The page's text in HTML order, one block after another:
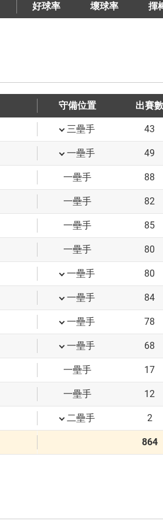
好球率 壞球率 揮
守備位置 出賽數
三壘手 43
一壘手 49
一壘手 88
一壘手 82
一壘手 85
一壘手 80
一壘手 80
一壘手 84
一壘手 78
一壘手 68
一壘手 17
一壘手 12
二壘手 2
864